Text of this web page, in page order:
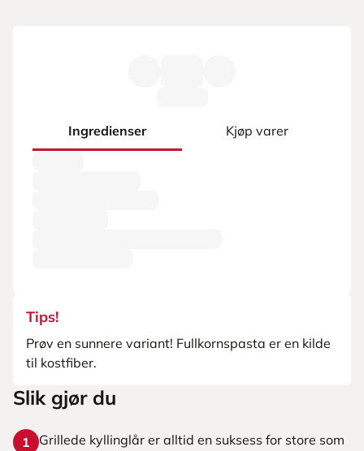
Ingredienser Kjøp varer
Tips!
Prøv en sunnere variant! Fullkornspasta er en kilde
til kostfiber.
Slik gjør du
1
Grillede kyllinglår er alltid en suksess for store som